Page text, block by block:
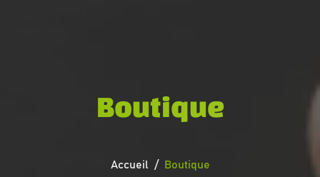
Boutique
Accueil Boutique